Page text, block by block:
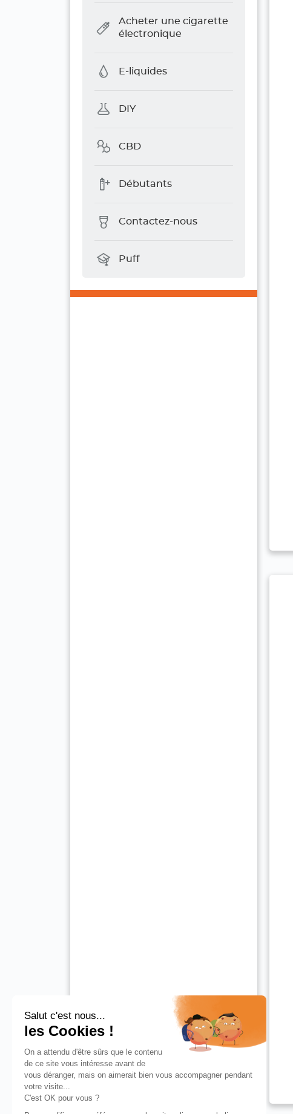
Acheter une cigarette
électronique
E-liquides
DIY
CBD
Débutants
Contactez-nous
Puff
Salut c'est nous...
les Cookies !
On a attendu d'être sûrs que le contenu
de ce site vous intéresse avant de
vous déranger, mais on aimerait bien vous accompagner pendant
votre visite...
C'est OK pour vous ?